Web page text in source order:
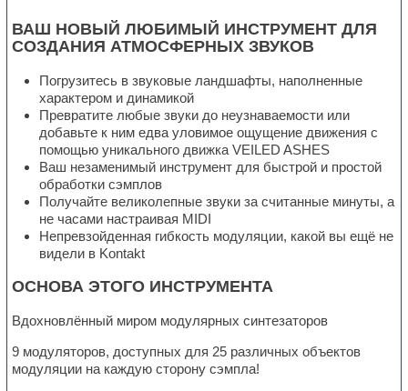
ВАШ НОВЫЙ ЛЮБИМЫЙ ИНСТРУМЕНТ ДЛЯ
СОЗДАНИЯ АТМОСФЕРНЫХ ЗВУКОВ
Погрузитесь в звуковые ландшафты, наполненные
характером и динамикой
Превратите любые звуки до неузнаваемости или
добавьте к ним едва уловимое ощущение движения с
помощью уникального движка VEILED ASHES
Ваш незаменимый инструмент для быстрой и простой
обработки сэмплов
Получайте великолепные звуки за считанные минуты, а
не часами настраивая MIDI
Непревзойденная гибкость модуляции, какой вы ещё не
видели в Kontakt
ОСНОВА ЭТОГО ИНСТРУМЕНТА
Вдохновлённый миром модулярных синтезаторов
9 модуляторов, доступных для 25 различных объектов
модуляции на каждую сторону сэмпла!